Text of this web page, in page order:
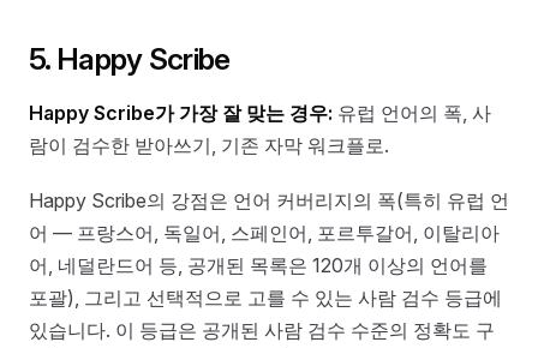
5. Happy Scribe
Happy Scribe가 가장 잘 맞는 경우: 유럽 언어의 폭, 사
람이 검수한 받아쓰기, 기존 자막 워크플로.
Happy Scribe의 강점은 언어 커버리지의 폭(특히 유럽 언
어 — 프랑스어, 독일어, 스페인어, 포르투갈어, 이탈리아
어, 네덜란드어 등, 공개된 목록은 120개 이상의 언어를
포괄), 그리고 선택적으로 고를 수 있는 사람 검수 등급에
있습니다. 이 등급은 공개된 사람 검수 수준의 정확도 구